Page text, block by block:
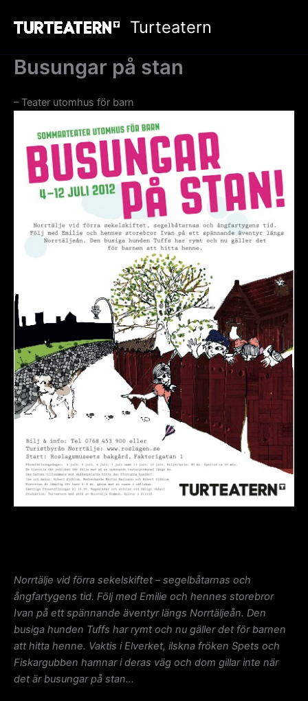
Turteatern
Busungar på stan
– Teater utomhus för barn
Norrtälje vid förra sekelskiftet – segelbåtarnas och
ångfartygens tid. Följ med Emilie och hennes storebror
Ivan på ett spännande äventyr längs Norrtäljeån. Den
busiga hunden Tuffs har rymt och nu gäller det för barnen
att hitta henne. Vaktis i Elverket, ilskna fröken Spets och
Fiskargubben hamnar i deras väg och dom gillar inte när
det är busungar på stan…